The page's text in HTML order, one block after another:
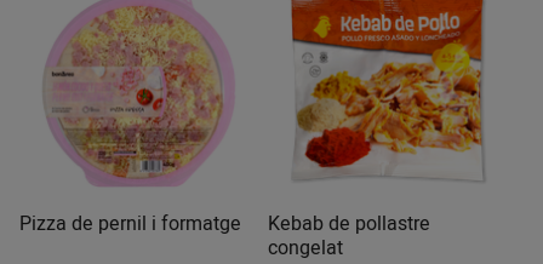
Pizza de pernil i formatge
Kebab de pollastre
congelat